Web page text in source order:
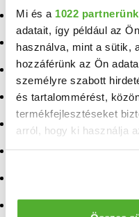
Mi és a 1022 partnerünk
adatait, így például az
használva, mint a sütik,
hozzáférünk az Ön
személyre szabott
és tartalommérést,
termékfejlesztéseket
arról, hogy ki használja
Információgyűjtés
pár méteres
Kiadó lakás
Kiadó lakás
Kiadó lakás Csillebérc
Kiadó lakás Farkasrét
Kiadó lakás Farkasvölgy
Kiadó lakás Istenhegy